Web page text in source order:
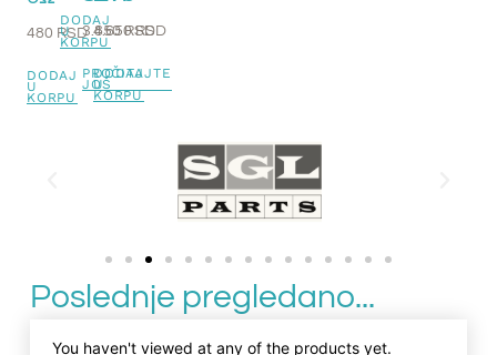
480 RSD
DODAJ
U
KORPU
DODAJ
U
KORPU
3.850RSD
PROČITAJTE
JOŠ
4.650RSD
DODAJ
U
KORPU
Poslednje pregledano...
You haven't viewed at any of the products yet.